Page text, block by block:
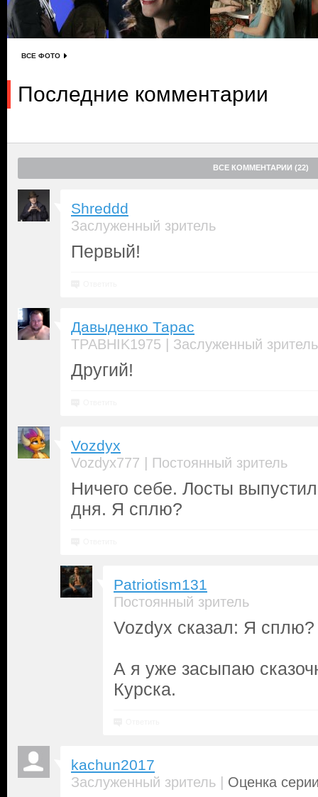
ВСЕ ФОТО
Последние комментарии
ВСЕ КОММЕНТАРИИ (22)
Shreddd
Заслуженный зритель
Первый!
Давыденко Тарас
TPABHIK1975 | Заслуженный зритель
Другий!
Vozdyx
Vozdyx777 | Постоянный зритель
Ничего себе. Лосты
дня. Я сплю?
Patriotism131
Постоянный зритель
Vozdyx сказал: Я сплю?
А я уже засыпаю
Курска.
kachun2017
Заслуженный зритель | Оценка